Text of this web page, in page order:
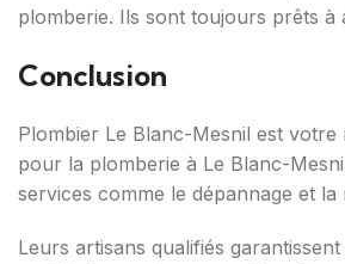
plomberie. Ils sont toujours prêts à
Conclusion
Plombier Le Blanc-Mesnil est votre
pour la plomberie à Le Blanc-
services comme le dépannage et la
Leurs artisans qualifiés